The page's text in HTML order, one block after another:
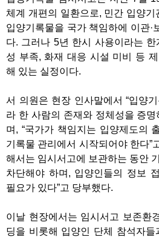
체계 개편의 일환으로, 민간 입양기
입양기록물을 국가 책임하에 이관·
다. 그러나 5년 한시 사용이라는
성 부족, 화재 대응 시설 미비 등
해 있는 실정이다.
서 의원은 현장 인사말에서 “입양
라 한 사람의 존재와 정체성을 증
며, “국가가 책임지는 입양제도의
기록물 관리에서 시작되어야 한다”
해서는 임시서고에 보관하는 동안
차단해야 하며, 입양인들의 정보
필요가 있다”고 당부했다.
이날 현장에서는 임시서고 보존환
딩을 비롯해 입양인 단체 참석자